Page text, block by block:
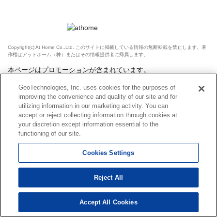
Copyright(c) At Home Co.,Ltd. このサイトに掲載している情報の無断転載を禁止します。著
作権はアットホーム（株）またはその情報提供者に帰属します。
本ページはプロモーションが含まれています。
GeoTechnologies, Inc. uses cookies for the purposes of
improving the convenience and quality of our site and for
utilizing information in our marketing activity. You can
accept or reject collecting information through cookies at
your discretion except information essential to the
functioning of our site.
Cookies Settings
Reject All
Accept All Cookies